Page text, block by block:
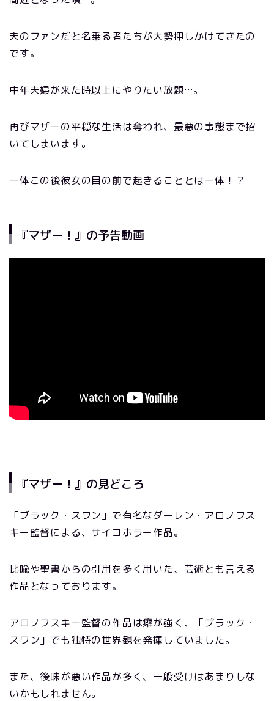
夫のファンだと名乗る者たちが大勢押しかけてきたの
です。
中年夫婦が来た時以上にやりたい放題…。
再びマザーの平穏な生活は奪われ、最悪の事態まで招
いてしまいます。
一体この後彼女の目の前で起きることとは一体！？
『マザー！』の予告動画
『マザー！』の見どころ
「ブラック・スワン」で有名なダーレン・アロノフス
キー監督による、サイコホラー作品。
比喩や聖書からの引用を多く用いた、芸術とも言える
作品となっております。
アロノフスキー監督の作品は癖が強く、「ブラック・
スワン」でも独特の世界観を発揮していました。
また、後味が悪い作品が多く、一般受けはあまりしな
いかもしれません。